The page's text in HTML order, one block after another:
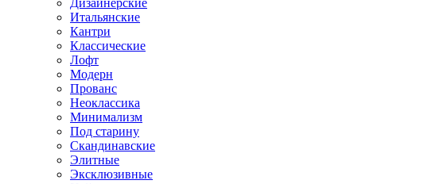
Итальянские
Кантри
Классические
Лофт
Модерн
Прованс
Неоклассика
Минимализм
Под старину
Скандинавские
Элитные
Эксклюзивные